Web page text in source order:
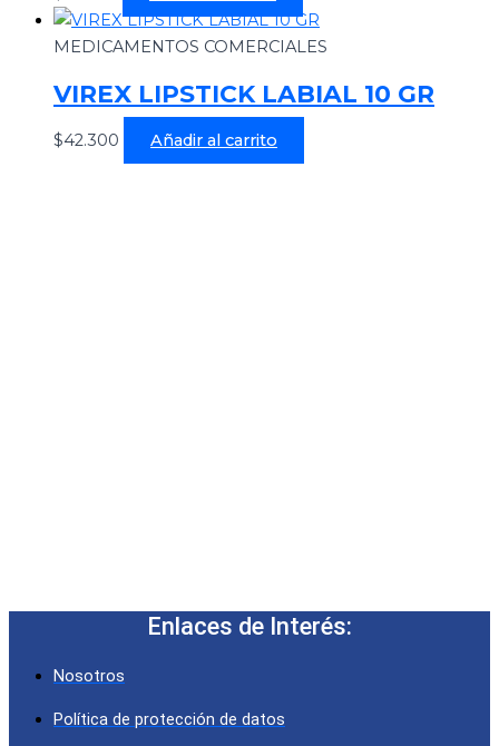
MEDICAMENTOS COMERCIALES
VIREX LIPSTICK LABIAL 10 GR
$42.300 Añadir al carrito
Enlaces de Interés:
Nosotros
Política de protección de datos